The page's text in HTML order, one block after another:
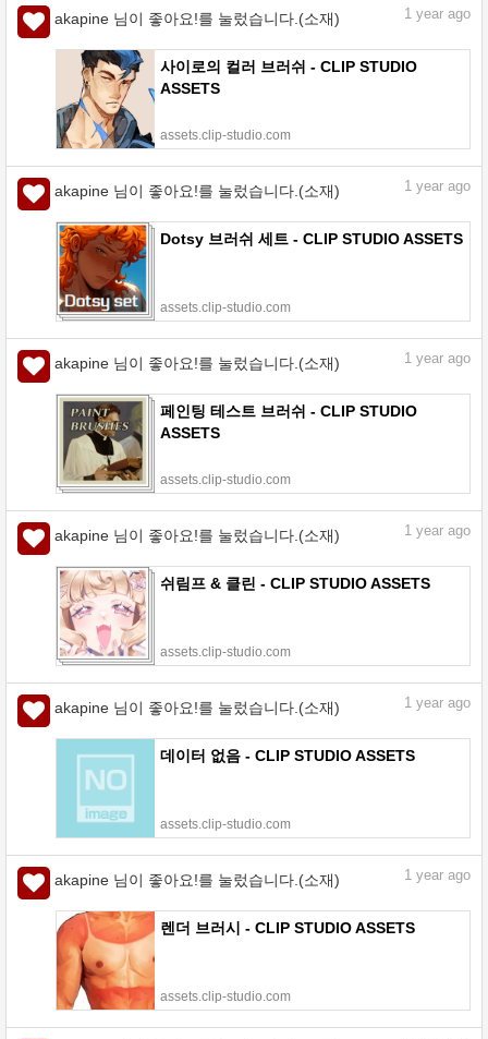
akapine 님이 좋아요!를 눌렀습니다.(소재) 1 year ago
사이로의 컬러 브러쉬 - CLIP STUDIO
ASSETS
assets.clip-studio.com
akapine 님이 좋아요!를 눌렀습니다.(소재) 1 year ago
Dotsy 브러쉬 세트 - CLIP STUDIO ASSETS
assets.clip-studio.com
akapine 님이 좋아요!를 눌렀습니다.(소재) 1 year ago
페인팅 테스트 브러쉬 - CLIP STUDIO
ASSETS
assets.clip-studio.com
akapine 님이 좋아요!를 눌렀습니다.(소재) 1 year ago
쉬림프 & 클린 - CLIP STUDIO ASSETS
assets.clip-studio.com
akapine 님이 좋아요!를 눌렀습니다.(소재) 1 year ago
데이터 없음 - CLIP STUDIO ASSETS
assets.clip-studio.com
akapine 님이 좋아요!를 눌렀습니다.(소재) 1 year ago
렌더 브러시 - CLIP STUDIO ASSETS
assets.clip-studio.com